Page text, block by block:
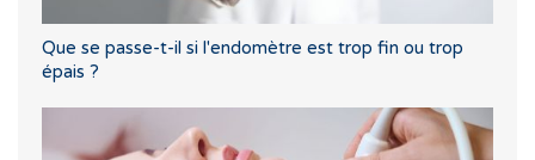
Que se passe-t-il si l'endomètre est trop fin ou trop
épais ?